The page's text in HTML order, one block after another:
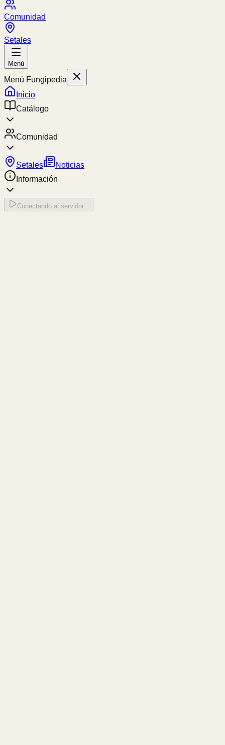
Comunidad
Setales
Menú
Menú Fungipedia
Inicio
Catálogo
Comunidad
Setales
Noticias
Información
Conectando al servidor...